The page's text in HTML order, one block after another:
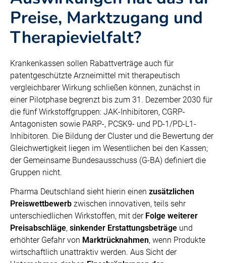
Preise, Marktzugang und
Therapievielfalt?
Krankenkassen sollen Rabattverträge auch für
patentgeschützte Arzneimittel mit therapeutisch
vergleichbarer Wirkung schließen können, zunächst in
einer Pilotphase begrenzt bis zum 31. Dezember 2030 für
die fünf Wirkstoffgruppen: JAK-Inhibitoren, CGRP-
Antagonisten sowie PARP-, PCSK9- und PD-1/PD-L1-
Inhibitoren. Die Bildung der Cluster und die Bewertung der
Gleichwertigkeit liegen im Wesentlichen bei den Kassen;
der Gemeinsame Bundesausschuss (G-BA) definiert die
Gruppen nicht.
Pharma Deutschland sieht hierin einen zusätzlichen
Preiswettbewerb zwischen innovativen, teils sehr
unterschiedlichen Wirkstoffen, mit der Folge weiterer
Preisabschläge, sinkender Erstattungsbeträge und
erhöhter Gefahr von Marktrücknahmen, wenn Produkte
wirtschaftlich unattraktiv werden. Aus Sicht der